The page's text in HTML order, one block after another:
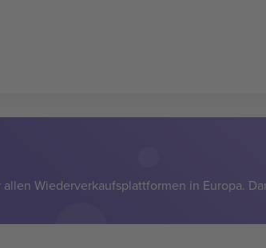
Wiederverkaufsplattformen in Europa.